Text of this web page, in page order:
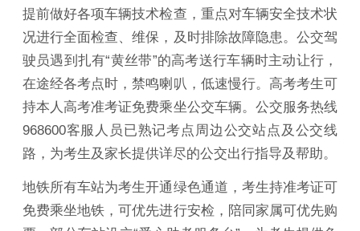
提前做好各项车辆技术检查，重点对车辆安全技术状
况进行全面检查、维保，及时排除故障隐患。公交驾
驶员遇到扎有“黄丝带”的高考送行车辆时主动让行，
在途经各考点时，禁鸣喇叭，低速慢行。高考考生可
持本人高考准考证免费乘坐公交车辆。公交服务热线
968600客服人员已熟记考点周边公交站点及公交线
路，为考生及家长提供详尽的公交出行指导及帮助。
地铁所有车站为考生开通绿色通道，考生持准考证可
免费乘坐地铁，可优先进行安检，陪同家属可优先购